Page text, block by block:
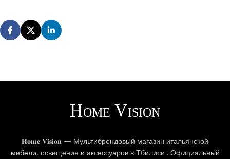
𝐇𝐨𝐦𝐞 𝐕𝐢𝐬𝐢𝐨𝐧 — Мультибрендовый магазин итальянской
мебели, освещения и аксессуаров в Тбилиси . Официальный